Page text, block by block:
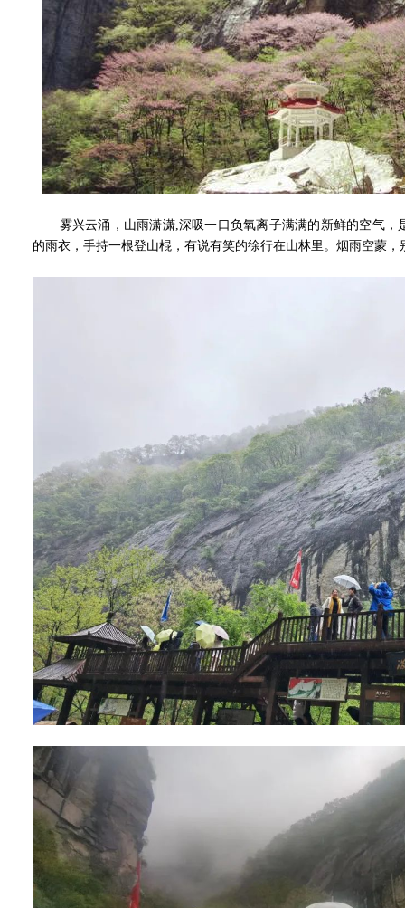
雾兴云涌，山雨潇潇,深吸一口负氧离子满满的新鲜的空气，
的雨衣，手持一根登山棍，有说有笑的徐行在山林里。烟雨空蒙，